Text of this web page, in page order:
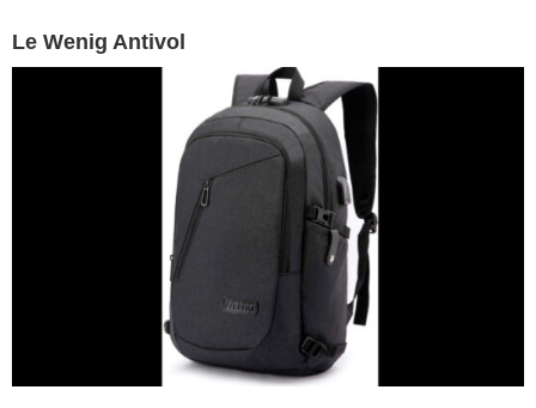
Le Wenig Antivol